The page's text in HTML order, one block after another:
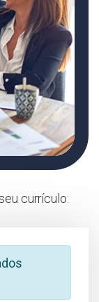
currículo: